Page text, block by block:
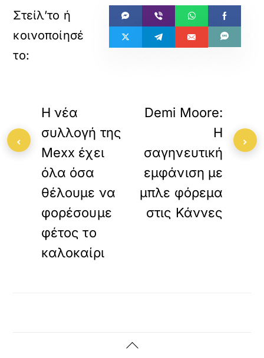
Η νέα
συλλογή της
Mexx έχει
όλα όσα
θέλουμε να
φορέσουμε
φέτος το
καλοκαίρι
Demi Moore:
Η
σαγηνευτική
εμφάνιση με
μπλε φόρεμα
στις Κάννες
Back
‹ ›